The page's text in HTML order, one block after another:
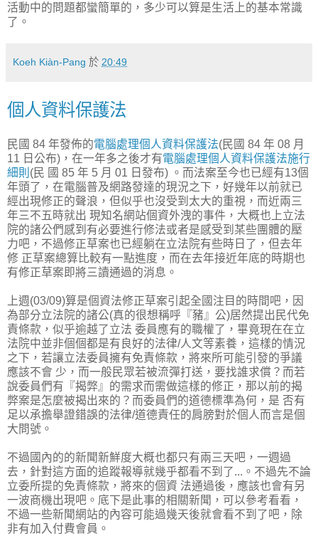
活動中的問題都蠻簡單的，多少可以算是生活上的基本常識
了。
Koeh Kiàn-Pang 於 20:49
個人資料保護法
民國 84 年發佈的電腦處理個人資料保護法(民國 84 年 08 月
11 日公布)，在一年多之後才有 電腦處理個人資料保護法施行
細則 (民 國 85 年 5 月 01 日發布) 。而法案至今也已經有13個
年頭了，在電腦普及網路發達的現況之下，好幾年以前就已
經出現修正的聲浪，但似乎也沒受到太大的重視，而近兩三
年三不五時就出 現知名網站個資外洩的事件，大概也上立法
院的諸公們感到有必要進行修法或者是感受到某些團體的壓
力吧，不過修正草案也已經躺在立法院有些時日了，但去年
修 正草案總算比較有一點進度，而在去年接近年底的時期也
有修正草案即將三讀通過的消息。
上週(03/09)算是個資法修正草案引起全國注目的時間吧，因
為部分立法院的諸公(真的很想稱呼『豬』公)居然提出民代免
責條款，似乎逾越了立法 委員應有的職權了，畢竟現在在立
法院中並非個個都是有良好的法律/人文等素養，這樣的情況
之下，若讓立法委員擁有免責條款，將來所可能引發的爭議
應該不會 少，而一般民眾若被流彈打送，要找誰求償？而若
說委員們有『揭弊』的需求而需做這樣的修正，那以前的揭
弊案是怎麼被揭出來的？而委員們的道德標準為何，是 否有
足以承擔舉證錯誤的法律/道德責任的肩膀對於個人而言是個
大問號。
不過國內的的新聞新鮮度大概也都只有兩三天吧，一週過
去，針對這方面的追蹤報導就幾乎都看不到了...。不過先不論
立委所提的免責條款，將來的個資 法通過後，應該也會有另
一波商機出現吧。底下是此事的相關新聞，可以參考看看，
不過一些新聞網站的內容可能過幾天後就會看不到了吧，除
非有加入付費會員。